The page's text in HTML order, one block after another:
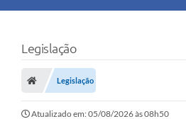
Legislação
Legislação
Atualizado em: 05/08/2026 às 08h50